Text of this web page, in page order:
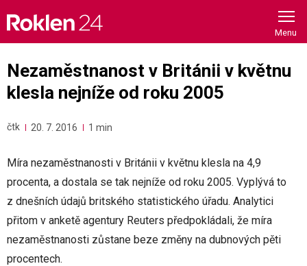
content
Nezaměstnanost v Británii v květnu
klesla nejníže od roku 2005
čtk 20. 7. 2016 1 min
Míra nezaměstnanosti v Británii v květnu klesla na 4,9
procenta, a dostala se tak nejníže od roku 2005. Vyplývá to
z dnešních údajů britského statistického úřadu. Analytici
přitom v anketě agentury Reuters předpokládali, že míra
nezaměstnanosti zůstane beze změny na dubnových pěti
procentech.